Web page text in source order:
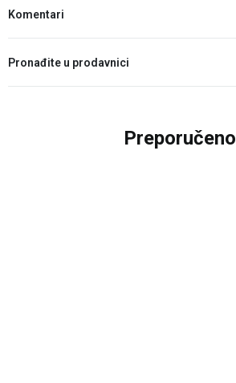
Komentari
Pronađite u prodavnici
Preporučeno